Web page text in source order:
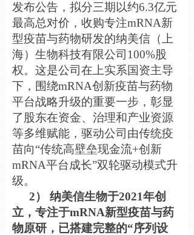
发布公告， 拟分三期以约6.3亿元
最高总对价，收购专注mRNA新
型疫苗与药物研发的纳美信（上
海）生物科技有限公司100%股
权。 这是公司在上实系国资主导
下， 围绕mRNA创 新疫苗与药物
平台战略升级的重要一步，彰显
了股东在资金、治理和产业资源
等多维赋能， 驱动公司由传统疫
苗向“传统高壁垒现金流+创 新
mRNA平台成长”双轮驱动模式升
级。
2） 纳美信生物于2021年创
立， 专注于mRNA新型疫苗与药
物原研，已搭建完整的“序列设